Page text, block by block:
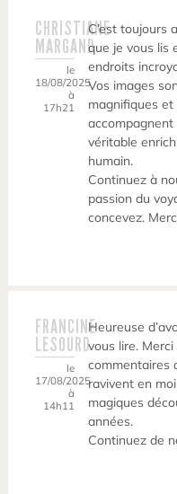
CHRISTIANE
MARGAND
le
18/08/2025
à
17h21
C’est toujours
que je vous lis
endroits
Vos images
magnifiques
véritable
humain.
Continuez à
passion du
concevez.
FRANCINE
LESOURD
le
17/08/2025
à
14h11
Heureuse
vous lire.
commentaires
ravivent en
magiques
années.
Continuez de